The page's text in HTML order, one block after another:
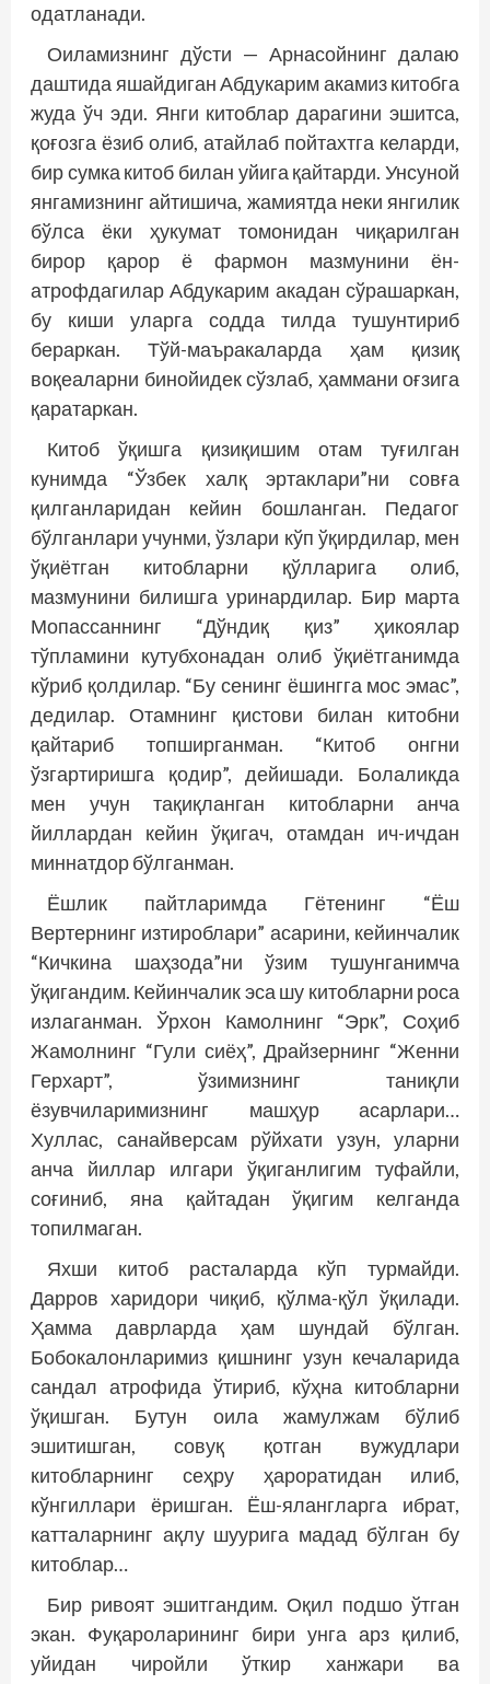
одатланади.
Оиламизнинг дўсти — Арнасойнинг далаю
даштида яшайдиган Абдукарим акамиз китобга
жуда ўч эди. Янги китоблар дарагини эшитса,
қоғозга ёзиб олиб, атайлаб пойтахтга келарди,
бир сумка китоб билан уйига қайтарди. Унсуной
янгамизнинг айтишича, жамиятда неки янгилик
бўлса ёки ҳукумат томонидан чиқарилган
бирор қарор ё фармон мазмунини ён-
атрофдагилар Абдукарим акадан сўрашаркан,
бу киши уларга содда тилда тушунтириб
бераркан. Тўй-маъракаларда ҳам қизиқ
воқеаларни бинойидек сўзлаб, ҳаммани оғзига
қаратаркан.
Китоб ўқишга қизиқишим отам туғилган
кунимда “Ўзбек халқ эртаклари”ни совға
қилганларидан кейин бошланган. Педагог
бўлганлари учунми, ўзлари кўп ўқирдилар, мен
ўқиётган китобларни қўлларига олиб,
мазмунини билишга уринардилар. Бир марта
Мопассаннинг “Дўндиқ қиз” ҳикоялар
тўпламини кутубхонадан олиб ўқиётганимда
кўриб қолдилар. “Бу сенинг ёшингга мос эмас”,
дедилар. Отамнинг қистови билан китобни
қайтариб топширганман. “Китоб онгни
ўзгартиришга қодир”, дейишади. Болаликда
мен учун тақиқланган китобларни анча
йиллардан кейин ўқигач, отамдан ич-ичдан
миннатдор бўлганман.
Ёшлик пайтларимда Гётенинг “Ёш
Вертернинг изтироблари” асарини, кейинчалик
“Кичкина шаҳзода”ни ўзим тушунганимча
ўқигандим. Кейинчалик эса шу китобларни роса
излаганман. Ўрхон Камолнинг “Эрк”, Соҳиб
Жамолнинг “Гули сиёҳ”, Драйзернинг “Женни
Герхарт”, ўзимизнинг таниқли
ёзувчиларимизнинг машҳур асарлари…
Хуллас, санайверсам рўйхати узун, уларни
анча йиллар илгари ўқиганлигим туфайли,
соғиниб, яна қайтадан ўқигим келганда
топилмаган.
Яхши китоб расталарда кўп турмайди.
Дарров харидори чиқиб, қўлма-қўл ўқилади.
Ҳамма даврларда ҳам шундай бўлган.
Бобокалонларимиз қишнинг узун кечаларида
сандал атрофида ўтириб, кўҳна китобларни
ўқишган. Бутун оила жамулжам бўлиб
эшитишган, совуқ қотган вужудлари
китобларнинг сеҳру ҳароратидан илиб,
кўнгиллари ёришган. Ёш-ялангларга ибрат,
катталарнинг ақлу шуурига мадад бўлган бу
китоблар…
Бир ривоят эшитгандим. Оқил подшо ўтган
экан. Фуқароларининг бири унга арз қилиб,
уйидан чиройли ўткир ханжари ва